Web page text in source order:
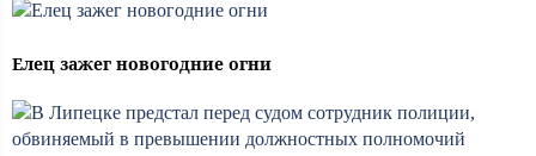
Елец зажег новогодние огни